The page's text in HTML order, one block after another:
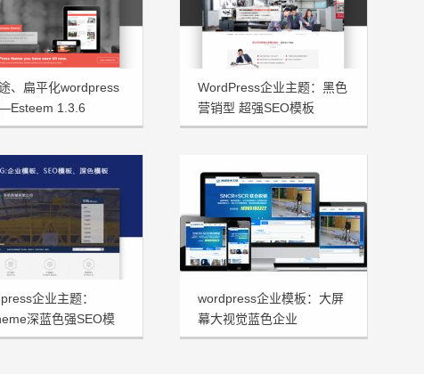
、扁平化wordpress
1.3.6
WordPress企业主题：黑色
营销型 超强SEO模板
JsTheme发布
企业主题：
深蓝色强SEO模
wordpress企业模板：大屏
幕大视觉蓝色企业
HSTHEME发布